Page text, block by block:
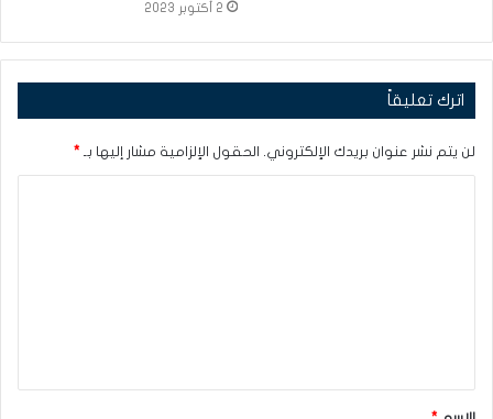
2 أكتوبر 2023
اترك تعليقاً
لن يتم نشر عنوان بريدك الإلكتروني. الحقول الإلزامية مشار إليها بـ *
ق